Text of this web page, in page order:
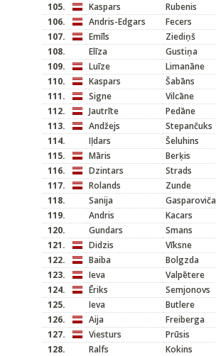
105.
Kaspars
Rubenis
106.
Andris-Edgars Fecers
107.
Emīls
Ziediņš
108.
Elīza Gustiņa
109.
Luīze Limanāne
110.
Kaspars Šabāns
111.
Signe Vilcāne
112.
Jautrīte
Pedāne
113.
Andžejs Stepančuks
114.
Iļdars
Šeluhins
115.
Māris Berķis
116.
Dzintars
Strads
117.
Rolands
Zunde
118.
Sanija
Gasparoviča
119.
Andris
Kacars
120.
Gundars Smans
121.
Didzis Vīksne
122.
Baiba Bolgzda
123.
Ieva Valpētere
124.
Ēriks
Semjonovs
125.
Ieva Butlere
126.
Aija Freiberga
127.
Viesturs
Prūsis
128.
Ralfs Kokins